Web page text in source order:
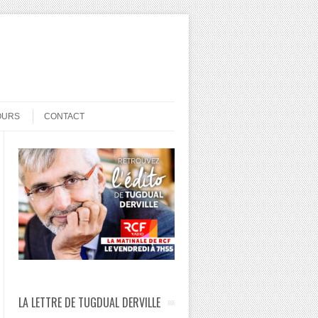
CONTACT
LA LETTRE DE TUGDUAL DERVILLE